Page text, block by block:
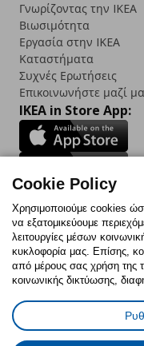
Γνωρίζοντας την IKEA
Βιωσιμότητα
Εργασία στην IKEA
Καταστήματα
Συχνές Ερωτήσεις
Επικοινωνήστε μαζί
IKEA in Store App:
Follow us:
FacebookInstagram
TikTok
Πολιτική Cookies
Έντυπο Επιστροφής /
Cookie Policy
Χρησιμοποιούμε cookies
να εξατομικεύουμε
λειτουργίες μέσων
κυκλοφορία μας. Επίσης,
από μέρους σας χρήση της
κοινωνικής δικτύωσης,